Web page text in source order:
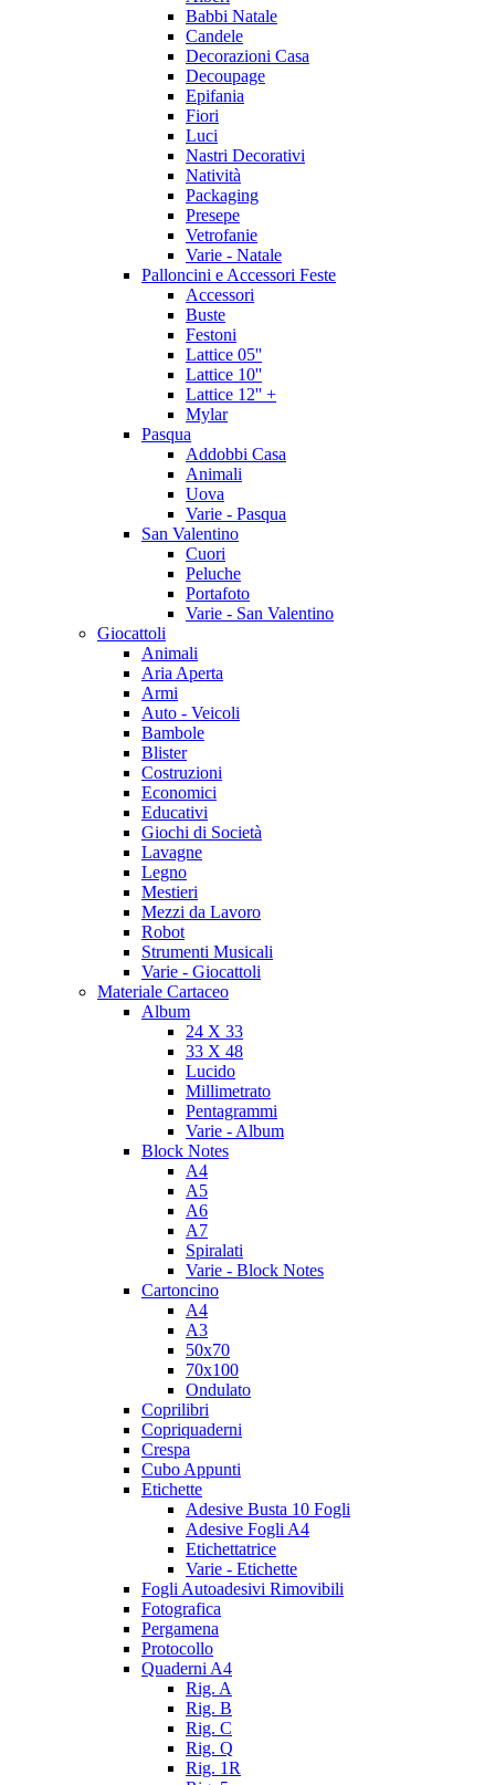
Babbi Natale
Candele
Decorazioni Casa
Decoupage
Epifania
Fiori
Luci
Nastri Decorativi
Natività
Packaging
Presepe
Vetrofanie
Varie - Natale
Palloncini e Accessori Feste
Accessori
Buste
Festoni
Lattice 05''
Lattice 10''
Lattice 12'' +
Mylar
Pasqua
Addobbi Casa
Animali
Uova
Varie - Pasqua
San Valentino
Cuori
Peluche
Portafoto
Varie - San Valentino
Giocattoli
Animali
Aria Aperta
Armi
Auto - Veicoli
Bambole
Blister
Costruzioni
Economici
Educativi
Giochi di Società
Lavagne
Legno
Mestieri
Mezzi da Lavoro
Robot
Strumenti Musicali
Varie - Giocattoli
Materiale Cartaceo
Album
24 X 33
33 X 48
Lucido
Millimetrato
Pentagrammi
Varie - Album
Block Notes
A4
A5
A6
A7
Spiralati
Varie - Block Notes
Cartoncino
A4
A3
50x70
70x100
Ondulato
Coprilibri
Copriquaderni
Crespa
Cubo Appunti
Etichette
Adesive Busta 10 Fogli
Adesive Fogli A4
Etichettatrice
Varie - Etichette
Fogli Autoadesivi Rimovibili
Fotografica
Pergamena
Protocollo
Quaderni A4
Rig. A
Rig. B
Rig. C
Rig. Q
Rig. 1R